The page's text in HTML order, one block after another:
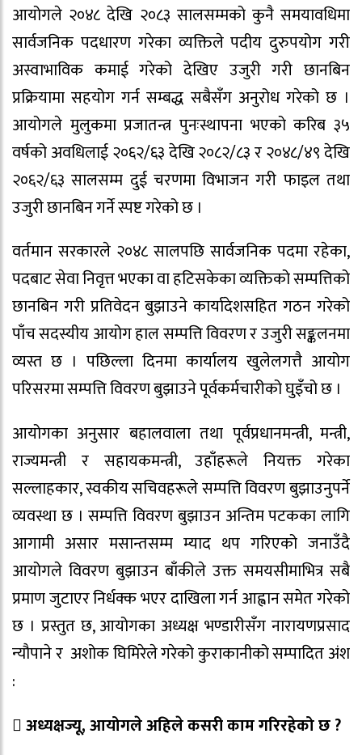
आयोगले २०४८ देखि २०८३ सालसम्मको कुनै समयावधिमा
सार्वजनिक पदधारण गरेका व्यक्तिले पदीय दुरुपयोग गरी
अस्वाभाविक कमाई गरेको देखिए उजुरी गरी छानबिन
प्रक्रियामा सहयोग गर्न सम्बद्ध सबैसँग अनुरोध गरेको छ ।
आयोगले मुलुकमा प्रजातन्त्र पुनःस्थापना भएको करिब ३५
वर्षको अवधिलाई २०६२/६३ देखि २०८२/८३ र २०४८/४९ देखि
२०६२/६३ सालसम्म दुई चरणमा विभाजन गरी फाइल तथा
उजुरी छानबिन गर्ने स्पष्ट गरेको छ ।
वर्तमान सरकारले २०४८ सालपछि सार्वजनिक पदमा रहेका,
पदबाट सेवा निवृत्त भएका वा हटिसकेका व्यक्तिको सम्पत्तिको
छानबिन गरी प्रतिवेदन बुझाउने कार्यादेशसहित गठन गरेको
पाँच सदस्यीय आयोग हाल सम्पत्ति विवरण र उजुरी सङ्कलनमा
व्यस्त छ । पछिल्ला दिनमा कार्यालय खुलेलगत्तै आयोग
परिसरमा सम्पत्ति विवरण बुझाउने पूर्वकर्मचारीको घुइँचो छ ।
आयोगका अनुसार बहालवाला तथा पूर्वप्रधानमन्त्री, मन्त्री,
राज्यमन्त्री र सहायकमन्त्री, उहाँहरूले नियक्त गरेका
सल्लाहकार, स्वकीय सचिवहरूले सम्पत्ति विवरण बुझाउनुपर्ने
व्यवस्था छ । सम्पत्ति विवरण बुझाउन अन्तिम पटकका लागि
आगामी असार मसान्तसम्म म्याद थप गरिएको जनाउँदै
आयोगले विवरण बुझाउन बाँकीले उक्त समयसीमाभित्र सबै
प्रमाण जुटाएर निर्धक्क भएर दाखिला गर्न आह्वान समेत गरेको
छ । प्रस्तुत छ, आयोगका अध्यक्ष भण्डारीसँग नारायणप्रसाद
न्यौपाने र अशोक घिमिरेले गरेको कुराकानीको सम्पादित अंश
:
 अध्यक्षज्यू, आयोगले अहिले कसरी काम गरिरहेको छ ?